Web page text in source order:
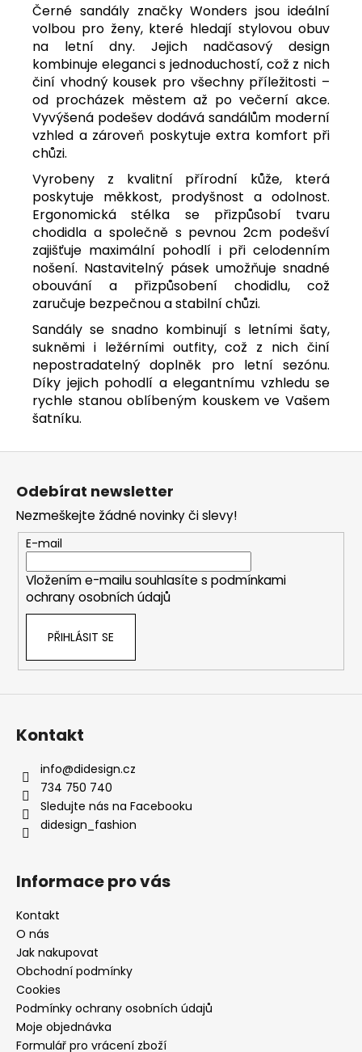
Černé sandály značky Wonders jsou ideální
volbou pro ženy, které hledají stylovou obuv
na letní dny. Jejich nadčasový design
kombinuje eleganci s jednoduchostí, což z nich
činí vhodný kousek pro všechny příležitosti –
od procházek městem až po večerní akce.
Vyvýšená podešev dodává sandálům moderní
vzhled a zároveň poskytuje extra komfort při
chůzi.
Vyrobeny z kvalitní přírodní kůže, která
poskytuje měkkost, prodyšnost a odolnost.
Ergonomická stélka se přizpůsobí tvaru
chodidla a společně s pevnou 2cm podešví
zajišťuje maximální pohodlí i při celodenním
nošení. Nastavitelný pásek umožňuje snadné
obouvání a přizpůsobení chodidlu, což
zaručuje bezpečnou a stabilní chůzi.
Sandály se snadno kombinují s letními šaty,
sukněmi i ležérními outfity, což z nich činí
nepostradatelný doplněk pro letní sezónu.
Díky jejich pohodlí a elegantnímu vzhledu se
rychle stanou oblíbeným kouskem ve Vašem
šatníku.
Z
Odebírat newsletter
Nezmeškejte žádné novinky či slevy!
E-mail
Vložením e-mailu souhlasíte s podmínkami
ochrany osobních údajů
PŘIHLÁSIT SE
Kontakt
info@didesign.cz
734 750 740
Sledujte nás na Facebooku
didesign_fashion
Informace pro vás
Kontakt
O nás
Jak nakupovat
Obchodní podmínky
Cookies
Podmínky ochrany osobních údajů
Moje objednávka
Formulář pro vrácení zboží